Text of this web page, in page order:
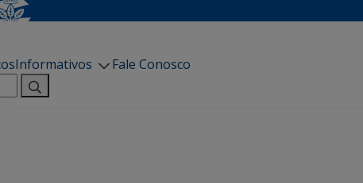
Informativos
Fale Conosco